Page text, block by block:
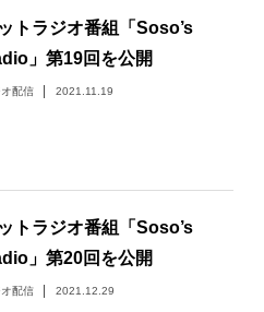
トラジオ番組「Soso’s
」第19回を公開
配信 2021.11.19
トラジオ番組「Soso’s
」第20回を公開
配信 2021.12.29